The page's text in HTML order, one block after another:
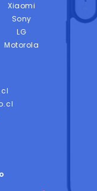
Xiaomi
Sony
LG
Motorola